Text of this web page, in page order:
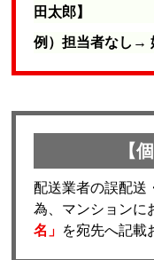
田太郎】
例）担当者なし→
【
配送業者の誤配送
為、マンションに
名」 を宛先へ記載